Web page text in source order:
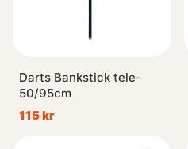
Darts Bankstick tele-
50/95cm
115 kr